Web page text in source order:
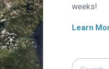
weeks!
Learn
Search
Search